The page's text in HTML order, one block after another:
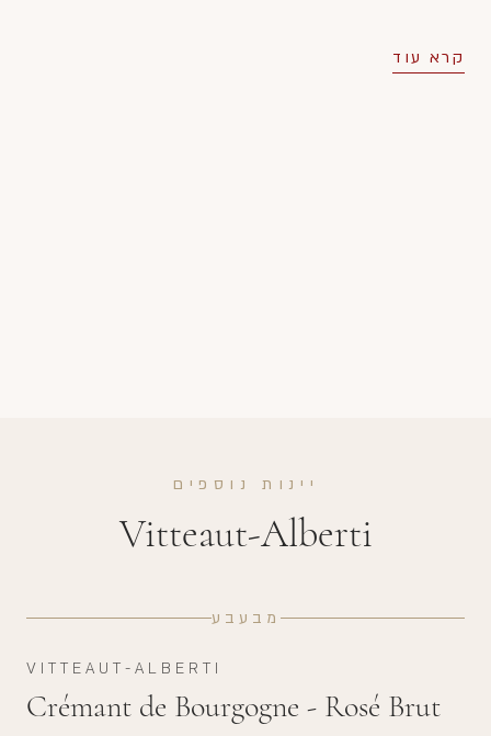
קרא עוד
יינות נוספים
Vitteaut-Alberti
מבעבע
VITTEAUT-ALBERTI
Crémant de Bourgogne - Rosé Brut